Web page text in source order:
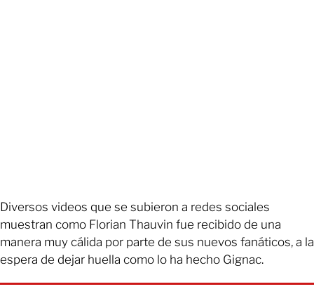
Diversos videos que se subieron a redes sociales
muestran como Florian Thauvin fue recibido de una
manera muy cálida por parte de sus nuevos fanáticos, a la
espera de dejar huella como lo ha hecho Gignac.